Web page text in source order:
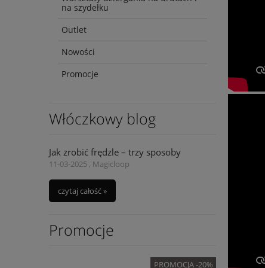
na szydełku
Outlet
Nowości
Promocje
Włóczkowy blog
Jak zrobić frędzle – trzy sposoby
11-03-2025 , Magicloop
czytaj całość »
Promocje
PROMOCJA -20%